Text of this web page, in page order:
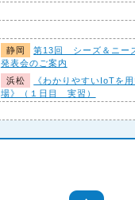
静岡
第13回 シーズ＆ニー
発表会のご案内
浜松
《わかりやすいIoTを
場》（１日目 実習）